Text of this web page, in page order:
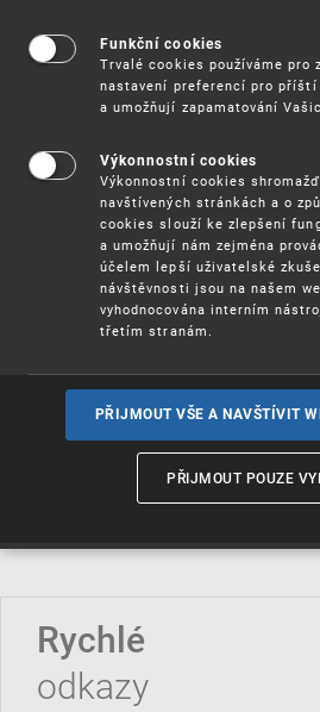
Vynálezy / Patenty
Užitnévzory
Ochrannéznámky
Označení původua
Rychlé
odkazy
Funkční cookies
Trvalé cookies používáme pro
nastavení preferencí pro příští
a umožňují zapamatování
Výkonnostní cookies
Výkonnostní cookies
navštívených stránkách a o
cookies slouží ke zlepšení
a umožňují nám zejména
účelem lepší uživatelské
návštěvnosti jsou na našem
vyhodnocována interním
třetím stranám.
PŘIJMOUT VŠE A NAVŠTÍVIT
PŘIJMOUT POUZE